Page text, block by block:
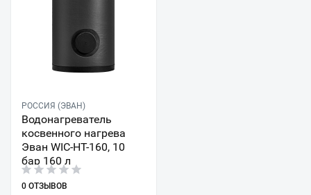
РОССИЯ (ЭВАН)
Водонагреватель
косвенного нагрева
Эван WIС-HT-160, 10
бар 160 л
0 ОТЗЫВОВ